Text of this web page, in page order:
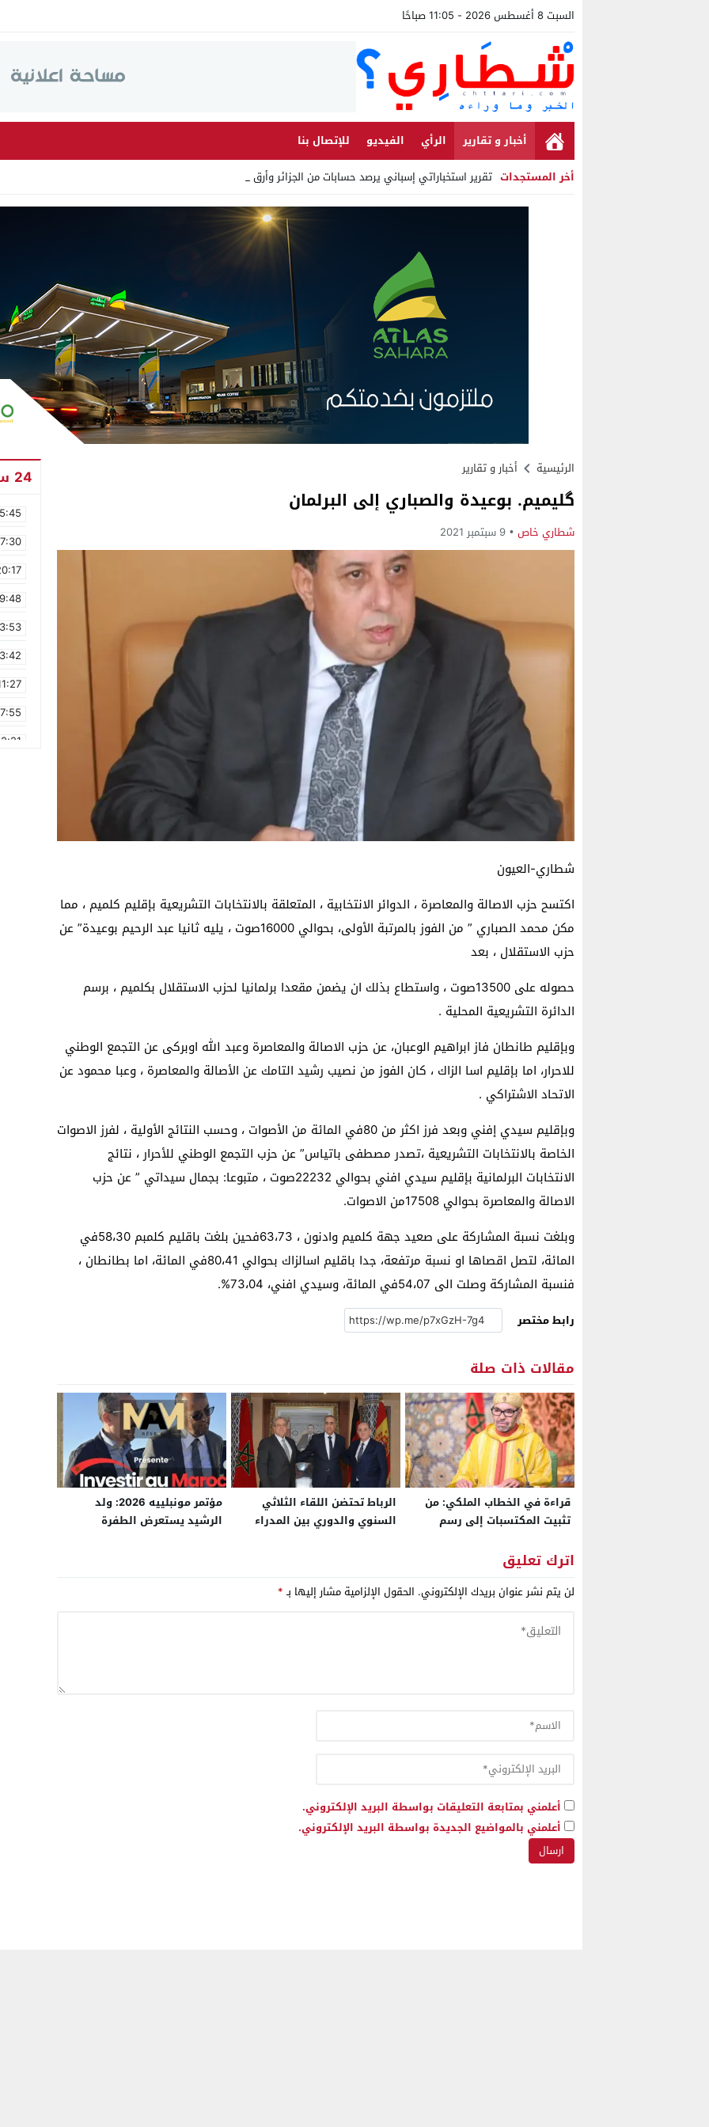
السبت 8 أغسطس 2026 - 11:05 صباحًا
أخبار و تقارير الرأي الفيديو
للإتصال بنا
أخر المستجدات تقرير استخباراتي إسباني يرصد حسابات من الجزائر وأرقاما بـ”213 _
Stop
الرئيسية أخبار و تقارير
گليميم. بوعيدة والصباري إلى البرلمان
شطاري خاص 9 سبتمبر 2021
شطاري-العيون
اكتسح حزب الاصالة والمعاصرة ، الدوائر الانتخابية ، المتعلقة بالانتخابات التشريعية بإقليم كلميم ، مما
مكن محمد الصباري ” من الفوز بالمرتبة الأولى، بحوالي 16000صوت ، يليه ثانيا عبد الرحيم بوعيدة” عن
حزب الاستقلال ، بعد
حصوله على 13500صوت ، واستطاع بذلك ان يضمن مقعدا برلمانيا لحزب الاستقلال بكلميم ، برسم
الدائرة التشريعية المحلية .
وبإقليم طانطان فاز ابراهيم الوعبان، عن حزب الاصالة والمعاصرة وعبد الله اوبركى عن التجمع الوطني
للاحرار، اما بإقليم اسا الزاك ، كان الفوز من نصيب رشيد التامك عن الأصالة والمعاصرة ، وعبا محمود عن
الاتحاد الاشتراكي .
وبإقليم سيدي إفني وبعد فرز اكثر من 80في المائة من الأصوات ، وحسب النتائج الأولية ، لفرز الاصوات
الخاصة بالانتخابات التشريعية ،تصدر مصطفى باتياس” عن حزب التجمع الوطني للأحرار ، نتائج
الانتخابات البرلمانية بإقليم سيدي افني بحوالي 22232صوت ، متبوعا: بجمال سيداتي ” عن حزب
الاصالة والمعاصرة بحوالي 17508من الاصوات.
وبلغت نسبة المشاركة على صعيد جهة كلميم وادنون ، 63،73فحين بلغت باقليم كلمبم 58،30في
المائة، لتصل اقصاها او نسبة مرتفعة، جدا باقليم اسالزاك بحوالي 80،41في المائة، اما بطانطان ،
فنسبة المشاركة وصلت الى 54،07في المائة، وسيدي افني، 73،04%.
رابط مختصر
مقالات ذات صلة
قراءة في الخطاب الملكي: من
تثبيت المكتسبات إلى رسم
الرباط تحتضن اللقاء الثلاثي
السنوي والدوري بين المدراء
مؤتمر مونبلييه 2026: ولد
الرشيد يستعرض الطفرة
اترك تعليق
لن يتم نشر عنوان بريدك الإلكتروني. الحقول الإلزامية مشار إليها بـ*
أعلمني بمتابعة التعليقات بواسطة البريد الإلكتروني.
أعلمني بالمواضيع الجديدة بواسطة البريد الإلكتروني.
24 ساعة